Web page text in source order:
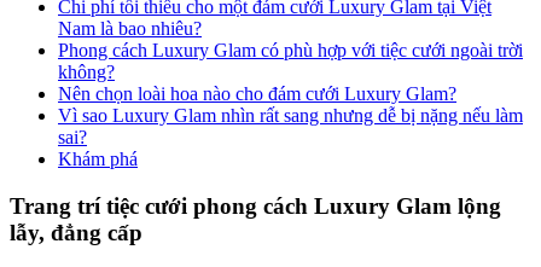
Chi phí tối thiểu cho một đám cưới Luxury Glam tại Việt
Nam là bao nhiêu?
Phong cách Luxury Glam có phù hợp với tiệc cưới ngoài trời
không?
Nên chọn loài hoa nào cho đám cưới Luxury Glam?
Vì sao Luxury Glam nhìn rất sang nhưng dễ bị nặng nếu làm
sai?
Khám phá
Trang trí tiệc cưới phong cách Luxury Glam lộng
lẫy, đẳng cấp